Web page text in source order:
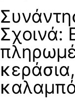
Σχοινά: